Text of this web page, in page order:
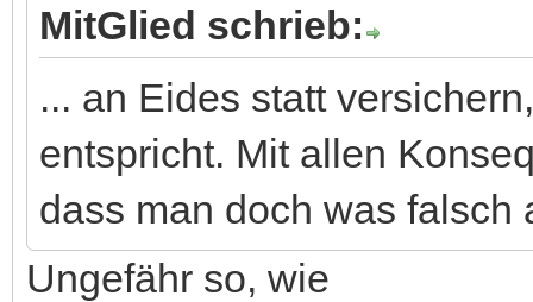
MitGlied schrieb:
... an Eides statt
entspricht. Mit allen
dass man doch was falsch
Ungefähr so, wie